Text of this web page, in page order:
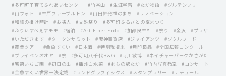
#多可町子育てふれあいセンター
#竹谷山 #生涯学習 #たか物語
#グルテンフリー
#山フォト
#神戸ファーブルトン #山田錦発祥のまち
#リノベーション
#和紙の掛け時計
#お祷人 #文殊祭り
#多可町ふるさとの夏まつり
#ふりぃすぺぇすモモ
#宿泊 #Art Fiber Endo #加都良神社 #祭り #金沢
#プラザ
#いただきます
#タータンサミット #阪神百貨店 #ジャイアンツ
#ソウルフード
#農業ツアー
#金魚すくい #日本酒 #特別栽培米 #無印良品
#全国広報コンクール
#ブライベンオオヤ
#祭 #多可町八千代B＆G #寺川敏博
#ネイチャーパークかさがた
#箸荷いちご園
#初日の出 #播州白水菜 #まちの駅たか #竹内写真教室
#コンサート
#金魚すくい世界一決定戦
#ランドグラフィックス #スタンプラリー
#ナチュール